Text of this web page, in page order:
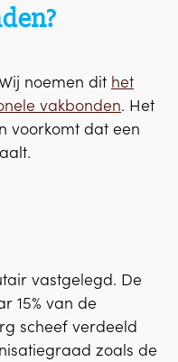
noemen dit het
vakbonden. Het
voorkomt dat een
vastgelegd. De
15% van de
scheef verdeeld
zoals de